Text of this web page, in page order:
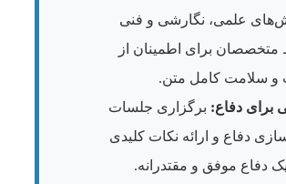
علمی، نگارشی و فنی
برای اطمینان از
سلامت کامل متن.
برای دفاع: برگزاری جلسات
دفاع و ارائه نکات کلیدی
دفاع موفق و مقتدرانه.